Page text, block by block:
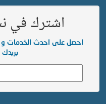
اشترك في
احصل على احدث الخدمات و
بريدك